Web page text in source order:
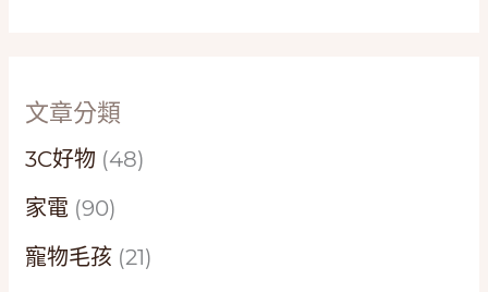
文章分類
3C好物 (48)
家電 (90)
寵物毛孩 (21)